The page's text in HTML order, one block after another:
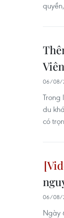
06/08/
Trong
du
có
06/08/
Ngày